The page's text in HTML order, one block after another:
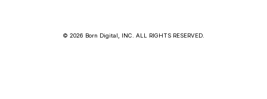
© 2026 Born Digital, INC. ALL RIGHTS RESERVED.